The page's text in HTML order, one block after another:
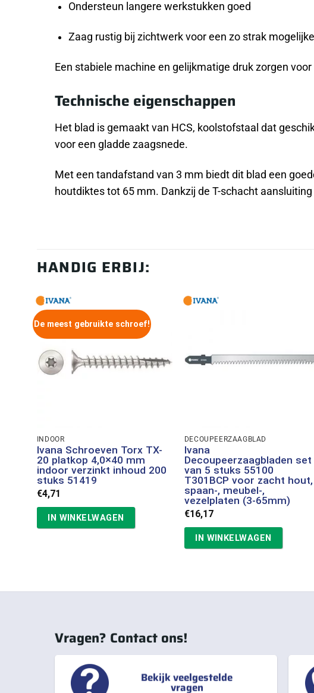
Ondersteun langere werkstukken goed
Zaag rustig bij zichtwerk voor een zo strak
Een stabiele machine en gelijkmatige druk zorgen
Technische eigenschappen
Het blad is gemaakt van HCS, koolstofstaal dat
voor een gladde zaagsnede.
Met een tandafstand van 3 mm biedt dit blad een
houtdiktes tot 65 mm. Dankzij de T-schacht
HANDIG ERBIJ:
De meest gebruikte schroef!
INDOOR
Ivana Schroeven Torx TX-
20 platkop 4,0×40 mm
indoor verzinkt inhoud 200
stuks 51419
€4,71
IN WINKELWAGEN
DECOUPEERZAAGBLAD
Ivana
Decoupeerzaagbladen set
van 5 stuks 55100
T301BCP voor zacht hout,
spaan-, meubel-,
vezelplaten (3-65mm)
€16,17
IN WINKELWAGEN
Vragen? Contact ons!
Bekijk veelgestelde
vragen